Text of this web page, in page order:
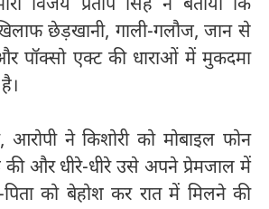
विजय प्रताप सिंह ने बताया कि
छेड़खानी, गाली-गलौज, जान से
पॉक्सो एक्ट की धाराओं में मुकदमा
ने किशोरी को मोबाइल फोन
और धीरे-धीरे उसे अपने प्रेमजाल में
पिता को बेहोश कर रात में मिलने की